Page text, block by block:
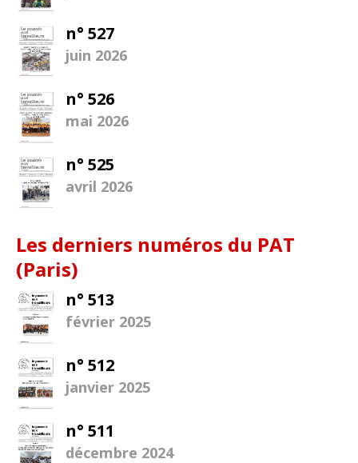
n° 527
juin 2026
n° 526
mai 2026
n° 525
avril 2026
Les derniers numéros du PAT
(Paris)
n° 513
février 2025
n° 512
janvier 2025
n° 511
décembre 2024